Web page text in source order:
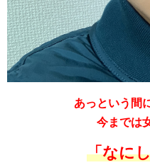
あっという間
今までは
「なに